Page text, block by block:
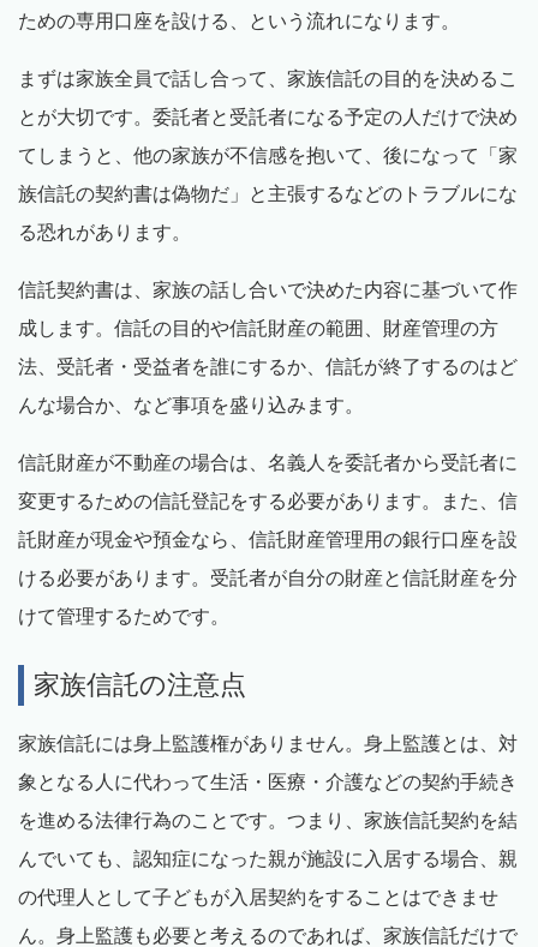
ための専用口座を設ける、という流れになります。
まずは家族全員で話し合って、家族信託の目的を決めるこ
とが大切です。委託者と受託者になる予定の人だけで決め
てしまうと、他の家族が不信感を抱いて、後になって「家
族信託の契約書は偽物だ」と主張するなどのトラブルにな
る恐れがあります。
信託契約書は、家族の話し合いで決めた内容に基づいて作
成します。信託の目的や信託財産の範囲、財産管理の方
法、受託者・受益者を誰にするか、信託が終了するのはど
んな場合か、など事項を盛り込みます。
信託財産が不動産の場合は、名義人を委託者から受託者に
変更するための信託登記をする必要があります。また、信
託財産が現金や預金なら、信託財産管理用の銀行口座を設
ける必要があります。受託者が自分の財産と信託財産を分
けて管理するためです。
家族信託の注意点
家族信託には身上監護権がありません。身上監護とは、対
象となる人に代わって生活・医療・介護などの契約手続き
を進める法律行為のことです。つまり、家族信託契約を結
んでいても、認知症になった親が施設に入居する場合、親
の代理人として子どもが入居契約をすることはできませ
ん。身上監護も必要と考えるのであれば、家族信託だけで